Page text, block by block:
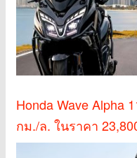
Honda Wave Alpha
กม./ล. ในราคา